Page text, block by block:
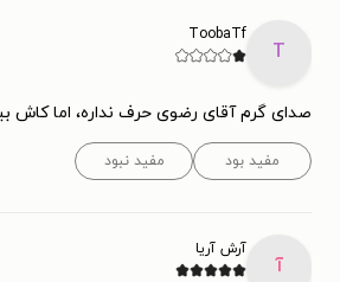
T
ToobaTf
صدای گرم آقای رضوی حرف نداره، اما کاش
مفید بود مفید نبود
آ
آرش آریا